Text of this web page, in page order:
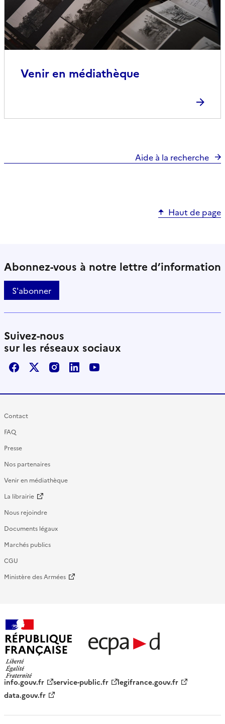
Venir en médiathèque
Aide à la recherche
Haut de page
Abonnez-vous à notre lettre d’information
S'abonner
Suivez-nous
sur les réseaux sociaux
FacebookX / TwitterInstagram
LinkedInYoutube
Contact
FAQ
Presse
Nos partenaires
Venir en médiathèque
La librairie
Nous rejoindre
Documents légaux
Marchés publics
CGU
Ministère des Armées
française - ECPAD
info.gouv.fr service-public.fr
legifrance.gouv.fr
data.gouv.fr